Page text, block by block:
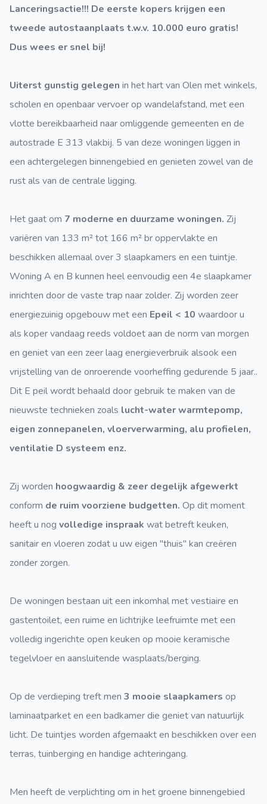
Lanceringsactie!!! De eerste kopers krijgen een
tweede autostaanplaats t.w.v. 10.000 euro gratis!
Dus wees er snel bij!
Uiterst gunstig gelegen in het hart van Olen met winkels,
scholen en openbaar vervoer op wandelafstand, met een
vlotte bereikbaarheid naar omliggende gemeenten en de
autostrade E 313 vlakbij. 5 van deze woningen liggen in
een achtergelegen binnengebied en genieten zowel van de
rust als van de centrale ligging.
Het gaat om 7 moderne en duurzame woningen. Zij
variëren van 133 m² tot 166 m² br oppervlakte en
beschikken allemaal over 3 slaapkamers en een tuintje.
Woning A en B kunnen heel eenvoudig een 4e slaapkamer
inrichten door de vaste trap naar zolder. Zij worden zeer
energiezuinig opgebouw met een Epeil < 10 waardoor u
als koper vandaag reeds voldoet aan de norm van morgen
en geniet van een zeer laag energieverbruik alsook een
vrijstelling van de onroerende voorheffing gedurende 5 jaar..
Dit E peil wordt behaald door gebruik te maken van de
nieuwste technieken zoals lucht-water warmtepomp,
eigen zonnepanelen, vloerverwarming, alu profielen,
ventilatie D systeem enz.
Zij worden hoogwaardig & zeer degelijk afgewerkt
conform de ruim voorziene budgetten. Op dit moment
heeft u nog volledige inspraak wat betreft keuken,
sanitair en vloeren zodat u uw eigen "thuis" kan creëren
zonder zorgen.
De woningen bestaan uit een inkomhal met vestiaire en
gastentoilet, een ruime en lichtrijke leefruimte met een
volledig ingerichte open keuken op mooie keramische
tegelvloer en aansluitende wasplaats/berging.
Op de verdieping treft men 3 mooie slaapkamers op
laminaatparket en een badkamer die geniet van natuurlijk
licht. De tuintjes worden afgemaakt en beschikken over een
terras, tuinberging en handige achteringang.
Men heeft de verplichting om in het groene binnengebied